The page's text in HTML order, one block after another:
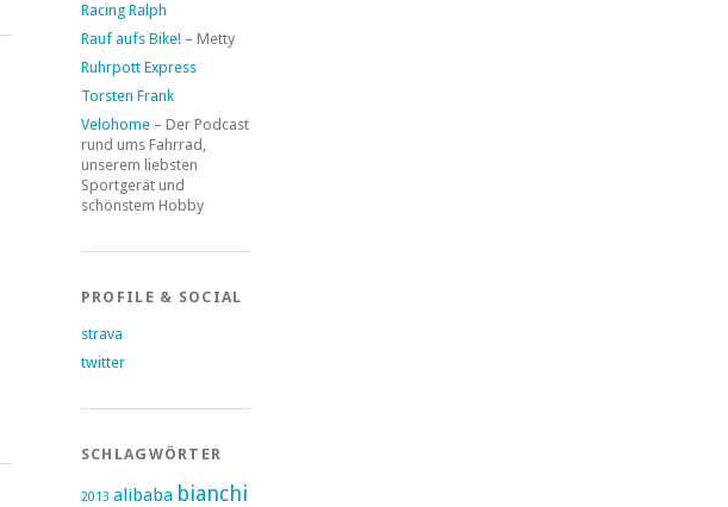
Racing Ralph
Rauf aufs Bike!– Metty
Ruhrpott Express
Torsten Frank
Velohome– Der Podcast
rund ums Fahrrad,
unserem liebsten
Sportgerät und
schönstem Hobby
PROFILE & SOCIAL
strava
twitter
SCHLAGWÖRTER
2013 alibaba bianchi